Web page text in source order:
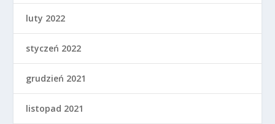
luty 2022
styczeń 2022
grudzień 2021
listopad 2021